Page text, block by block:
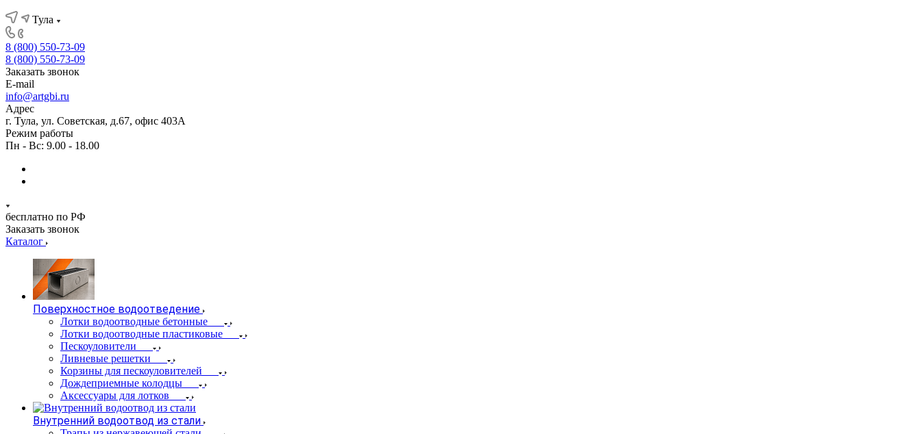
Тула
8 (800) 550-73-09
8 (800) 550-73-09
Заказать звонок
E-mail
info@artgbi.ru
Адрес
г. Тула, ул. Советская, д.67, офис 403А
Режим работы
Пн - Вс: 9.00 - 18.00
бесплатно по РФ
Заказать звонок
Каталог
Поверхностное водоотведение
Лотки водоотводные бетонные
Лотки водоотводные пластиковые
Пескоуловители
Ливневые решетки
Корзины для пескоуловителей
Дождеприемные колодцы
Аксессуары для лотков
Внутренний водоотвод из стали